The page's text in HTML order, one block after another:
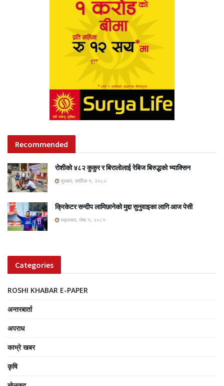
Recommended
रोशीको ४८२ कुकुर र बिरालोलाई रेबिज बिरुद्धको भ्याक्सिन
बुधबार, कार्तिक १, २०८०
क्रिकेटर सन्दीप लामिछानेको मुद्दा सुनुवाइका लागि आज पेसी
मङ्लबार, जेष्ठ १, २०८१
Categories
ROSHI KHABAR E-PAPER
अन्तरबार्ता
अपराध
काभ्रे खबर
कृषि